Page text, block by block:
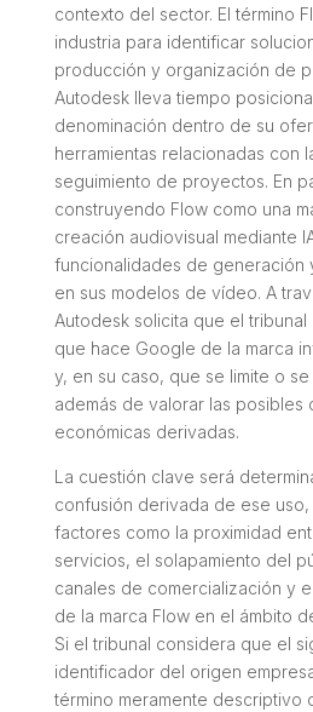
contexto del sector. El término
industria para identificar
producción y organización de
Autodesk lleva tiempo
denominación dentro de su
herramientas relacionadas con
seguimiento de proyectos. En
construyendo Flow como una
creación audiovisual mediante
funcionalidades de generación
en sus modelos de vídeo. A
Autodesk solicita que el
que hace Google de la marca
y, en su caso, que se limite o
además de valorar las posibles
económicas derivadas.
La cuestión clave será
confusión derivada de ese
factores como la proximidad
servicios, el solapamiento del
canales de comercialización y
de la marca Flow en el ámbito
Si el tribunal considera que el
identificador del origen
término meramente descriptivo